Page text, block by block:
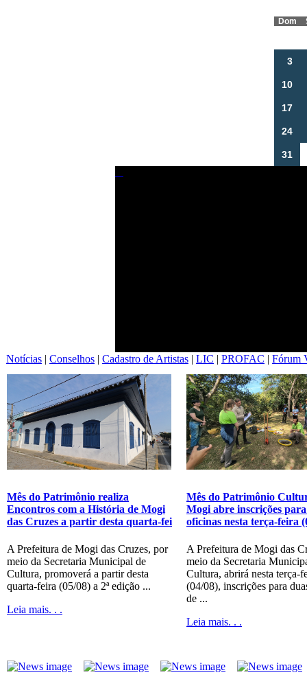
Dom
3
10
17
24
31
Notícias | Conselhos | Cadastro de Artistas | LIC | PROFAC | Fórum
Mês do Patrimônio realiza
Encontros com a História de Mogi
das Cruzes a partir desta quarta-fei
A Prefeitura de Mogi das Cruzes, por
meio da Secretaria Municipal de
Cultura, promoverá a partir desta
quarta-feira (05/08) a 2ª edição ...
Leia mais. . .
Mês do Patrimônio
Mogi abre inscrições
oficinas nesta terça-feira
A Prefeitura de Mogi das
meio da Secretaria
Cultura, abrirá nesta terça-
(04/08), inscrições para
de ...
Leia mais. . .